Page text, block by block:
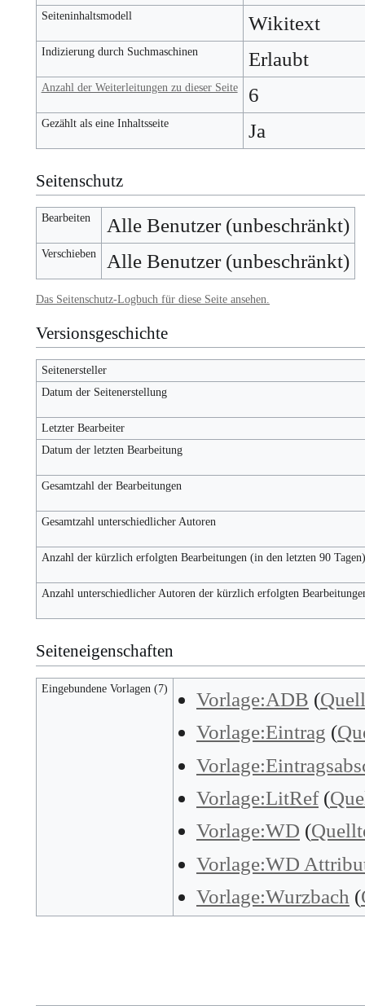
Seiteninhaltsmodell Wikitext
Indizierung durch Suchmaschinen Erlaubt
Anzahl der Weiterleitungen zu dieser Seite 6
Gezählt als eine Inhaltsseite Ja
Seitenschutz
Bearbeiten Alle Benutzer (unbeschränkt)
Verschieben Alle Benutzer (unbeschränkt)
Das Seitenschutz-Logbuch für diese Seite ansehen.
Versionsgeschichte
Seitenersteller
Datum der Seitenerstellung
Letzter Bearbeiter
Datum der letzten Bearbeitung
Gesamtzahl der Bearbeitungen
Gesamtzahl unterschiedlicher Autoren
Anzahl der kürzlich erfolgten Bearbeitungen (in den letzten 90 Tagen)
Anzahl unterschiedlicher Autoren der kürzlich erfolgten
Seiteneigenschaften
Eingebundene Vorlagen (7) Vorlage:ADB (
Vorlage:Eintrag (
Vorlage:LitRef(
Vorlage:WD (
Vorlage:WD
Vorlage:Wurzbach (